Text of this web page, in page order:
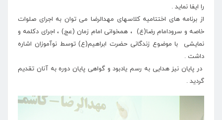
را ایفا نماید .
از برنامه های اختتامیه کلاسهای مهدالرضا می توان به اجرای صلوات
خاصه و سرودامام رضا(ع) ، همخوانی امام زمان (عج) ، اجرای دکلمه و
نمایشی با موضوع زندگانی حضرت ابراهیم(ع) توسط نوآموزان اشاره
داشت .
در پایان نیز هدایی به رسم یادبود و گواهی پایان دوره به آنان تقدیم
گردید .